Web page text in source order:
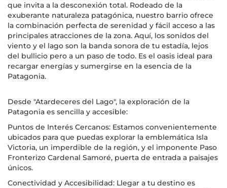
que invita a la desconexión total. Rodeado de la
exuberante naturaleza patagónica, nuestro barrio ofrece
la combinación perfecta de serenidad y fácil acceso a las
principales atracciones de la zona. Aquí, los sonidos del
viento y el lago son la banda sonora de tu estadía, lejos
del bullicio pero a un paso de todo. Es el oasis ideal para
recargar energías y sumergirse en la esencia de la
Patagonia.
Desde "Atardeceres del Lago", la exploración de la
Patagonia es sencilla y accesible:
Puntos de Interés Cercanos: Estamos convenientemente
ubicados para que puedas explorar la emblemática Isla
Victoria, un imperdible de la región, y el imponente Paso
Fronterizo Cardenal Samoré, puerta de entrada a paisajes
únicos.
Conectividad y Accesibilidad: Llegar a tu destino es